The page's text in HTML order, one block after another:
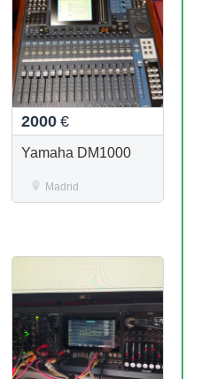
2000 €
Yamaha DM1000
Madrid